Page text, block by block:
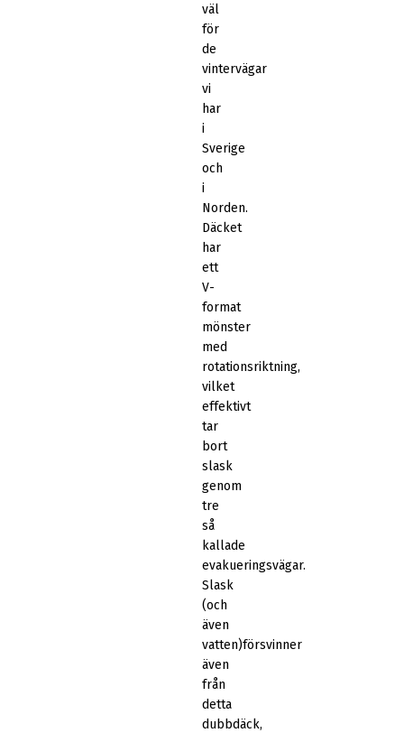
väl
för
de
vintervägar
vi
har
i
Sverige
och
i
Norden.
Däcket
har
ett
V-
format
mönster
med
rotationsriktning,
vilket
effektivt
tar
bort
slask
genom
tre
så
kallade
evakueringsvägar.
Slask
(och
även
vatten)försvinner
även
från
detta
dubbdäck,